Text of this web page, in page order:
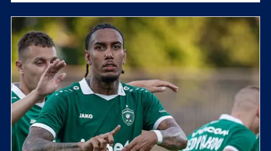
клеветническо"